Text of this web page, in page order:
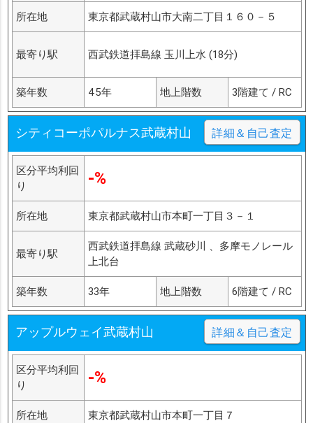
所在地 東京都武蔵村山市大南二丁目１６０－５
最寄り駅 西武鉄道拝島線 玉川上水 (18分)
築年数 45年 地上階数 3階建て / RC
シティコーポパルナス武蔵村山 詳細＆自己査定
区分平均利回
り
-%
所在地 東京都武蔵村山市本町一丁目３－１
最寄り駅
西武鉄道拝島線 武蔵砂川 、多摩モノレール
上北台
築年数 33年 地上階数 6階建て / RC
アップルウェイ武蔵村山 詳細＆自己査定
区分平均利回
り
-%
所在地 東京都武蔵村山市本町一丁目７